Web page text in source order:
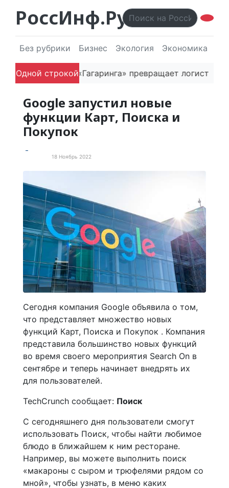
РоссИнф.Ру
Без рубрики Бизнес Экология Экономика
Одной строкой
основатель «Гагаринга» превращает
Google запустил новые
функции Карт, Поиска и
Покупок
18 Ноябрь 2022
Сегодня компания Google объявила о том,
что представляет множество новых
функций Карт, Поиска и Покупок . Компания
представила большинство новых функций
во время своего мероприятия Search On в
сентябре и теперь начинает внедрять их
для пользователей.
TechCrunch сообщает: Поиск
С сегодняшнего дня пользователи смогут
использовать Поиск, чтобы найти любимое
блюдо в ближайшем к ним ресторане.
Например, вы можете выполнить поиск
«макароны с сыром и трюфелями рядом со
мной», чтобы узнать, в меню каких